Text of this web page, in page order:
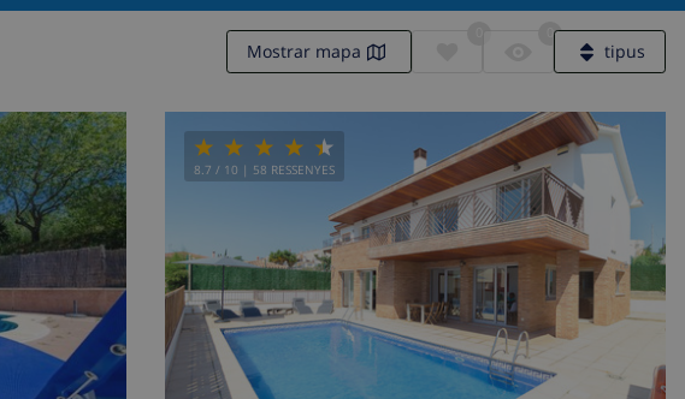
Mostrar mapa tipus
8.7 / 10 | 58 RESSENYES